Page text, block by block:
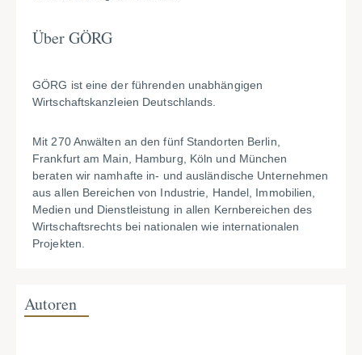
Über GÖRG
GÖRG ist eine der führenden unabhängigen
Wirtschaftskanzleien Deutschlands.
Mit 270 Anwälten an den fünf Standorten Berlin,
Frankfurt am Main, Hamburg, Köln und München
beraten wir namhafte in- und ausländische Unternehmen
aus allen Bereichen von Industrie, Handel, Immobilien,
Medien und Dienstleistung in allen Kernbereichen des
Wirtschaftsrechts bei nationalen wie internationalen
Projekten.
Autoren